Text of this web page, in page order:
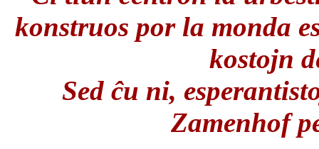
konstruos por la monda
kostojn
Sed ĉu ni,
Zamenhof